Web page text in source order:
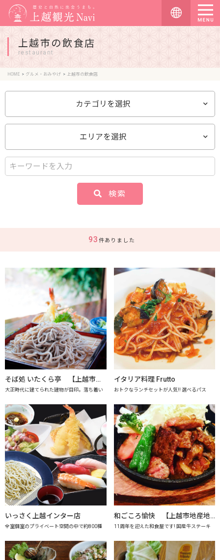
上越市の飲食店
restaurant
HOME グルメ・おみやげ 上越市の飲食店
カテゴリを選択
エリアを選択
検索
93 件ありました
そば処 いたくら亭 【上越市地産地消推進の店認定店】
大正時代に建てられた建物が目印。落ち着い
イタリア料理 Frutto
おトクなランチセットが人気!! 選べるパス
いっさく上越インター店
全室個室のプライベート空間の中で約800種
和ごころ愉快 【上越市地産地消の店認定店】
11周年を迎えた和食屋です! 国産牛ステーキ